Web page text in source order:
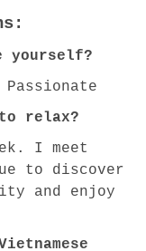
yourself?
relax?
I meet
to discover
and enjoy